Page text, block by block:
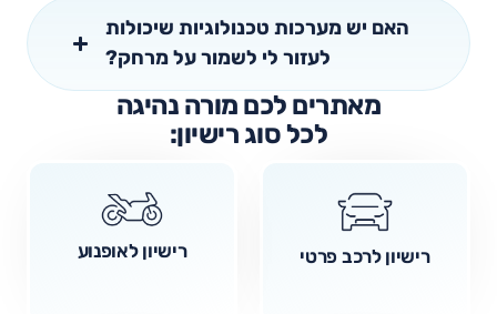
האם יש מערכות טכנולוגיות שיכולות
לעזור לי לשמור על מרחק?
מאתרים לכם מורה נהיגה
לכל סוג רישיון:
רישיון לרכב פרטי רישיון לאופנוע